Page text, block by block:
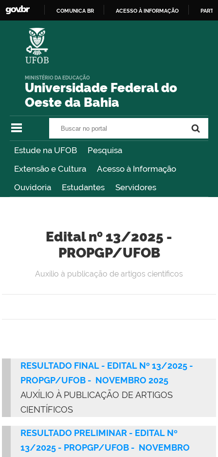
COMUNICA BR ACESSO À INFORMAÇÃO
Universidade Federal do
Oeste da Bahia
MINISTÉRIO DA EDUCAÇÃO
Estude na UFOB
Pesquisa
Extensão e Cultura
Acesso à Informação
Ouvidoria
Estudantes Servidores
Edital nº 13/2025 -
PROPGP/UFOB
Auxílio à publicação de artigos científicos
RESULTADO FINAL - EDITAL Nº 13/2025 -
PROPGP/UFOB - NOVEMBRO 2025
AUXÍLIO À PUBLICAÇÃO DE ARTIGOS
CIENTÍFICOS
RESULTADO PRELIMINAR - EDITAL Nº
13/2025 - PROPGP/UFOB - NOVEMBRO